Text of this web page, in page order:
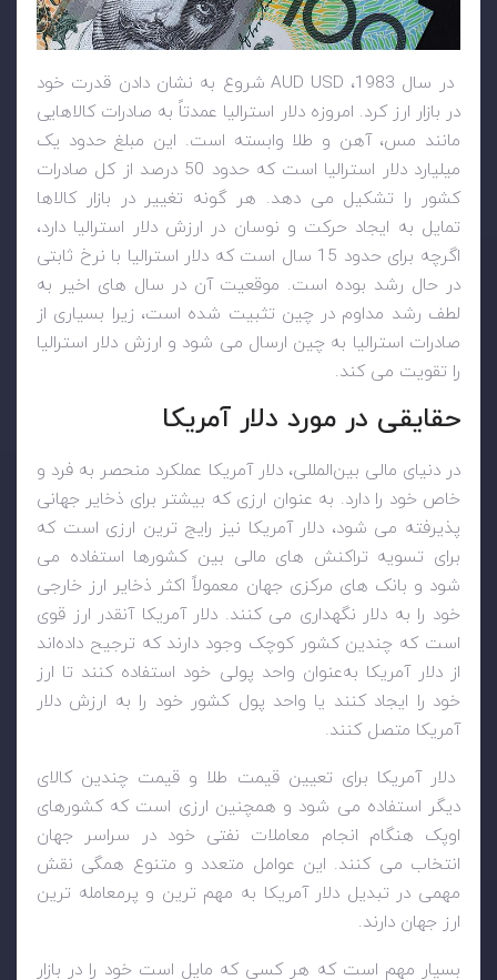
در سال 1983، AUD USD شروع به نشان دادن قدرت خود
در بازار ارز کرد. امروزه دلار استرالیا عمدتاً به صادرات کالاهایی
مانند مس، آهن و طلا وابسته است. این مبلغ حدود یک
میلیارد دلار استرالیا است که حدود 50 درصد از کل صادرات
کشور را تشکیل می دهد. هر گونه تغییر در بازار کالاها
تمایل به ایجاد حرکت و نوسان در ارزش دلار استرالیا دارد،
اگرچه برای حدود 15 سال است که دلار استرالیا با نرخ ثابتی
در حال رشد بوده است. موقعیت آن در سال های اخیر به
لطف رشد مداوم در چین تثبیت شده است، زیرا بسیاری از
صادرات استرالیا به چین ارسال می شود و ارزش دلار استرالیا
را تقویت می کند.
حقایقی در مورد دلار آمریکا
در دنیای مالی بین‌المللی، دلار آمریکا عملکرد منحصر به فرد و
خاص خود را دارد. به عنوان ارزی که بیشتر برای ذخایر جهانی
پذیرفته می شود، دلار آمریکا نیز رایج ترین ارزی است که
برای تسویه تراکنش های مالی بین کشورها استفاده می
شود و بانک های مرکزی جهان معمولاً اکثر ذخایر ارز خارجی
خود را به دلار نگهداری می کنند. دلار آمریکا آنقدر ارز قوی
است که چندین کشور کوچک وجود دارند که ترجیح داده‌اند
از دلار آمریکا به‌عنوان واحد پولی خود استفاده کنند تا ارز
خود را ایجاد کنند یا واحد پول کشور خود را به ارزش دلار
آمریکا متصل کنند.
دلار آمریکا برای تعیین قیمت طلا و قیمت چندین کالای
دیگر استفاده می شود و همچنین ارزی است که کشورهای
اوپک هنگام انجام معاملات نفتی خود در سراسر جهان
انتخاب می کنند. این عوامل متعدد و متنوع همگی نقش
مهمی در تبدیل دلار آمریکا به مهم ترین و پرمعامله ترین
ارز جهان دارند.
بسیار مهم است که هر کسی که مایل است خود را در بازار